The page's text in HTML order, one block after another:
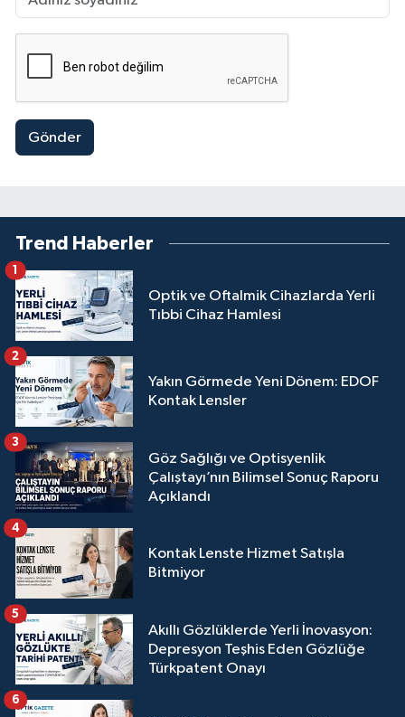
Gönder
Trend Haberler
Optik ve Oftalmik Cihazlarda Yerli
Tıbbi Cihaz Hamlesi
1
Yakın Görmede Yeni Dönem: EDOF
Kontak Lensler
2
Göz Sağlığı ve Optisyenlik
Çalıştayı’nın Bilimsel Sonuç Raporu
Açıklandı
3
Kontak Lenste Hizmet Satışla
Bitmiyor
4
Akıllı Gözlüklerde Yerli İnovasyon:
Depresyon Teşhis Eden Gözlüğe
Türkpatent Onayı
5
6